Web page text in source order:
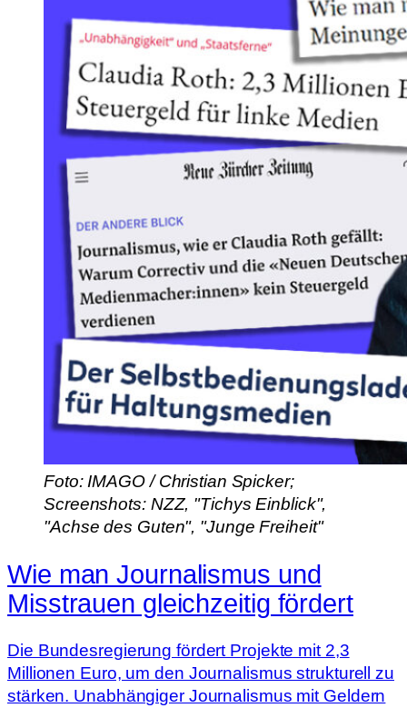
Foto: IMAGO / Christian Spicker;
Screenshots: NZZ, "Tichys Einblick",
"Achse des Guten", "Junge Freiheit"
Wie man Journalismus und
Misstrauen gleichzeitig fördert
Die Bundesregierung fördert Projekte mit 2,3
Millionen Euro, um den Journalismus strukturell zu
stärken. Unabhängiger Journalismus mit Geldern